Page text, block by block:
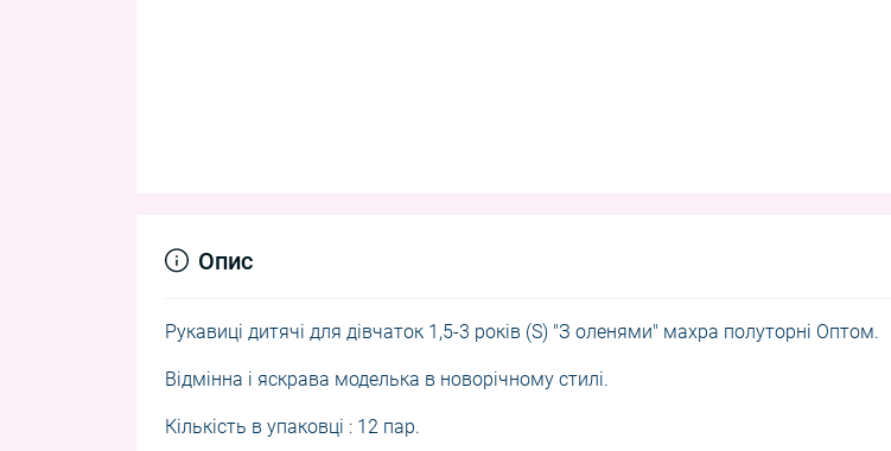
Опис
Рукавиці дитячі для дівчаток 1,5-3 років (S) "З оленями" махра полуторні Оптом.
Відмінна і яскрава моделька в новорічному стилі.
Кількість в упаковці : 12 пар.